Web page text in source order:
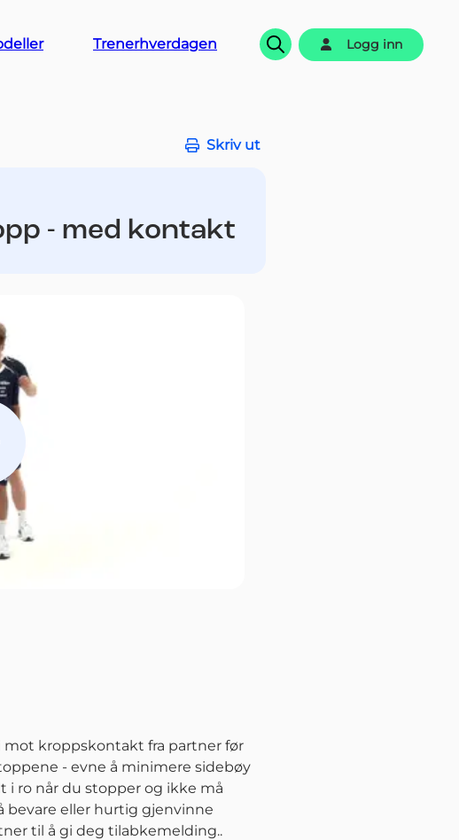
Trenerhverdagen
Søk
Logg inn
Skriv ut
- med kontakt
av
mot kroppskontakt fra partner før
- evne å minimere sidebøy
i ro når du stopper og ikke må
bevare eller hurtig gjenvinne
til å gi deg tilabkemelding..